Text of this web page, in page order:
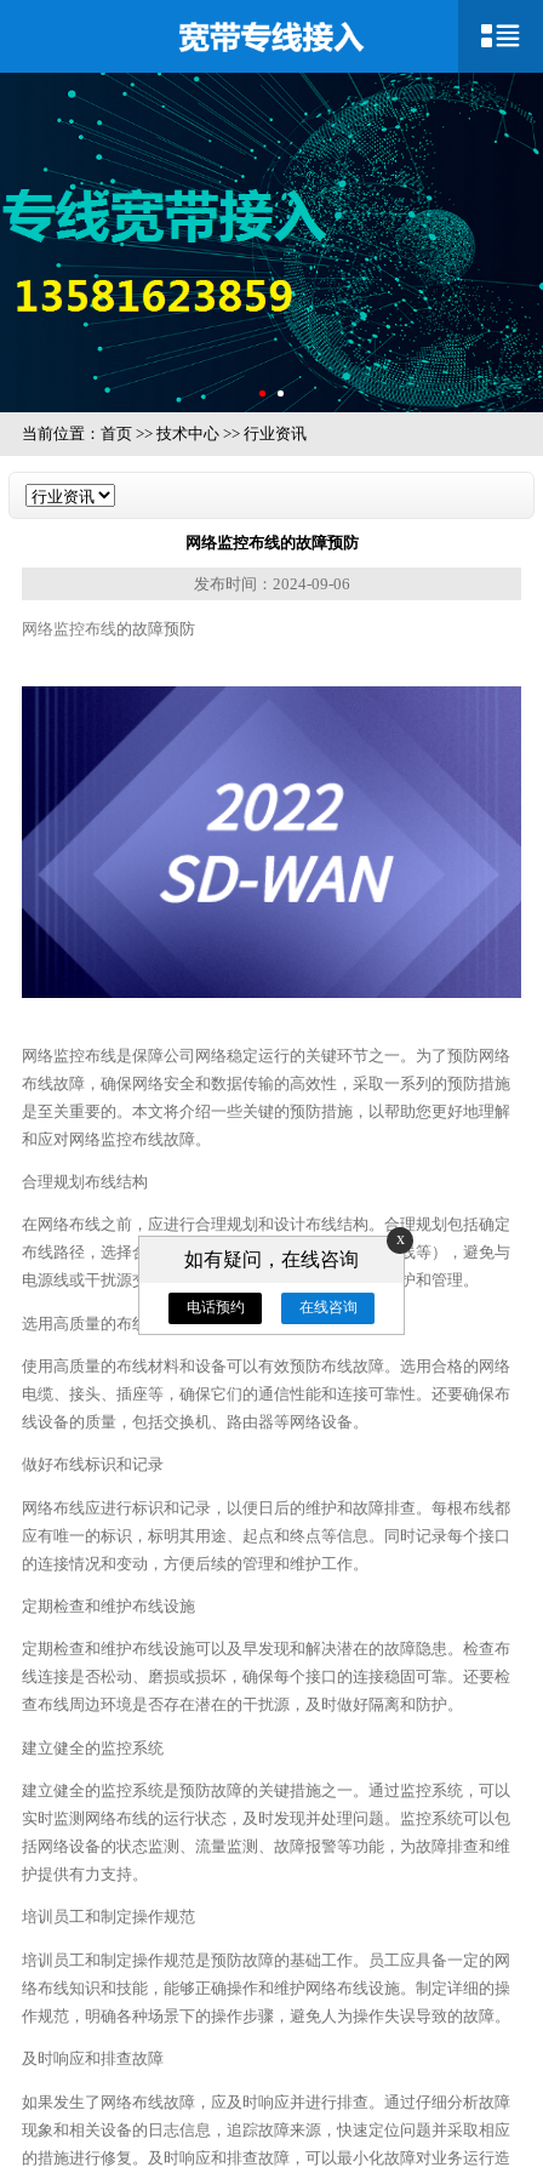
当前位置： 首页>> 技术中心>> 行业资讯
网络监控布线的故障预防
发布时间：2024-09-06
网络监控布线的故障预防
网络监控布线是保障公司网络稳定运行的关键环节之一。为了预防网络
布线故障，确保网络安全和数据传输的高效性，采取一系列的预防措施
是至关重要的。本文将介绍一些关键的预防措施，以帮助您更好地理解
和应对网络监控布线故障。
合理规划布线结构
在网络布线之前，应进行合理规划和设计布线结构。合理规划包括确定
布线路径，选择合适的布线方式（如水平布线、垂直布线等），避免与
电源线或干扰源交叉等。布线结构应简洁明了，便于维护和管理。
选用高质量的布线材料和设备
使用高质量的布线材料和设备可以有效预防布线故障。选用合格的网络
电缆、接头、插座等，确保它们的通信性能和连接可靠性。还要确保布
线设备的质量，包括交换机、路由器等网络设备。
做好布线标识和记录
网络布线应进行标识和记录，以便日后的维护和故障排查。每根布线都
应有唯一的标识，标明其用途、起点和终点等信息。同时记录每个接口
的连接情况和变动，方便后续的管理和维护工作。
定期检查和维护布线设施
定期检查和维护布线设施可以及早发现和解决潜在的故障隐患。检查布
线连接是否松动、磨损或损坏，确保每个接口的连接稳固可靠。还要检
查布线周边环境是否存在潜在的干扰源，及时做好隔离和防护。
建立健全的监控系统
建立健全的监控系统是预防故障的关键措施之一。通过监控系统，可以
实时监测网络布线的运行状态，及时发现并处理问题。监控系统可以包
括网络设备的状态监测、流量监测、故障报警等功能，为故障排查和维
护提供有力支持。
培训员工和制定操作规范
培训员工和制定操作规范是预防故障的基础工作。员工应具备一定的网
络布线知识和技能，能够正确操作和维护网络布线设施。制定详细的操
作规范，明确各种场景下的操作步骤，避免人为操作失误导致的故障。
及时响应和排查故障
如果发生了网络布线故障，应及时响应并进行排查。通过仔细分析故障
现象和相关设备的日志信息，追踪故障来源，快速定位问题并采取相应
的措施进行修复。及时响应和排查故障，可以最小化故障对业务运行造
x
如有疑问，在线咨询
电话预约 在线咨询